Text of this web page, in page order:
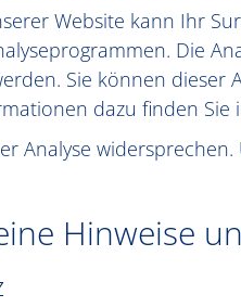
Website kann Ihr
Die
Sie können
dazu finden
Analyse
Hinweise